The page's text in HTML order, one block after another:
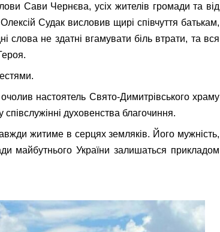
Сави Чернєва, усіх жителів громади та від
Судак висловив щирі співчуття батькам,
слова не здатні вгамувати біль втрати, та вся
настоятель Свято-Димитрівського храму
духовенства благочиння.
житиме в серцях земляків. Його мужність,
майбутнього України залишаться прикладом